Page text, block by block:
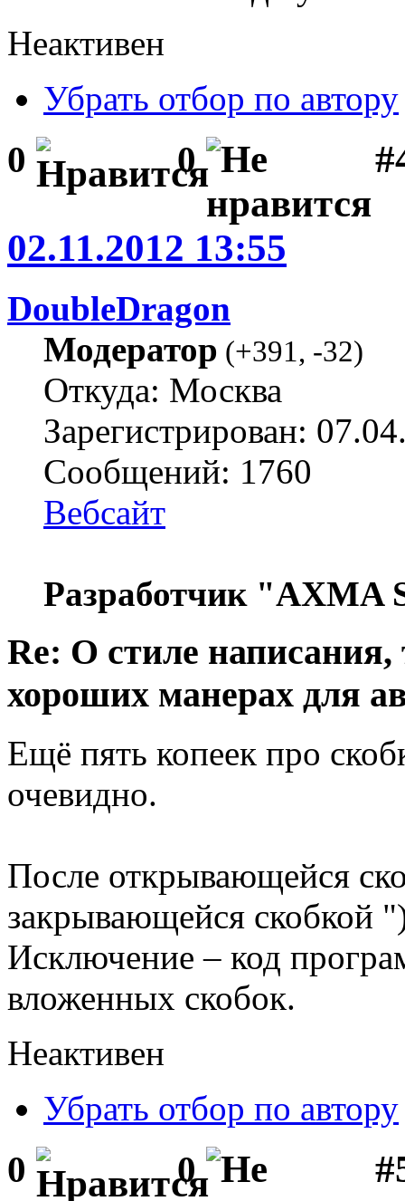
Неактивен
Убрать отбор по автору
0 0
02.11.2012 13:55
DoubleDragon
Модератор (+391, -32)
Откуда: Москва
Зарегистрирован:
Сообщений: 1760
Вебсайт
Разработчик "AXMA
Re: О стиле
хороших манерах для
Ещё пять копеек про
очевидно.
После открывающейся
закрывающейся скобкой
Исключение – код
вложенных скобок.
Неактивен
Убрать отбор по автору
0 0